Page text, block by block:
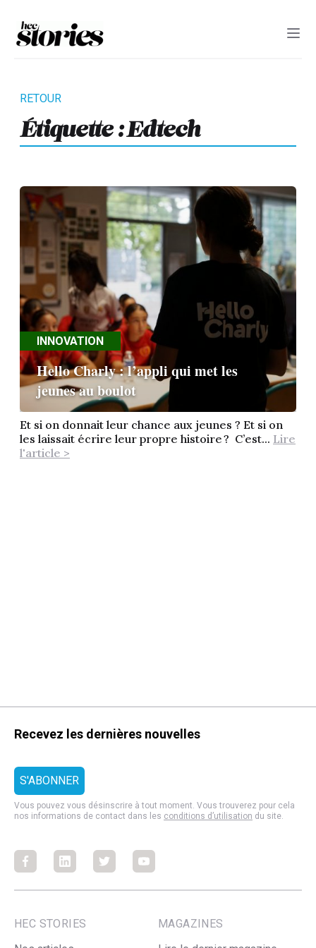
Étiquette : Edtech
INNOVATION
Hello Charly : l’appli qui met les
jeunes au boulot
Et si on donnait leur chance aux jeunes ? Et si on
les laissait écrire leur propre histoire ? C’est... Lire
l'article >
Recevez les dernières nouvelles
Vous pouvez vous désinscrire à tout moment. Vous trouverez pour cela
nos informations de contact dans les conditions d’utilisation du site.
FacebookFacebookFacebookFacebook
HEC STORIES
MAGAZINES